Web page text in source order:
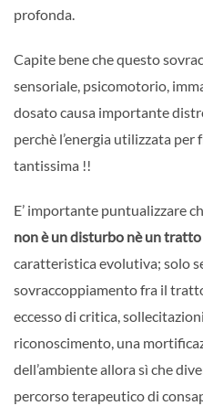
profonda.
Capite bene che questo
sensoriale, psicomotorio,
dosato causa importante
perchè l’energia utilizzata
tantissima !!
E’ importante puntualizzare
non è un disturbo nè un
caratteristica evolutiva; solo
sovraccoppiamento fra il
eccesso di critica,
riconoscimento, una
dell’ambiente allora sì che
percorso terapeutico di